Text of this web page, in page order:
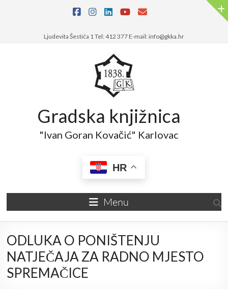
Ljudevita Šestića 1 Tel: 412 377 E-mail: info@gkka.hr
Gradska knjižnica
"Ivan Goran Kovačić" Karlovac
HR
Menu
ODLUKA O PONIŠTENJU
NATJEČAJA ZA RADNO MJESTO
SPREMAČICE